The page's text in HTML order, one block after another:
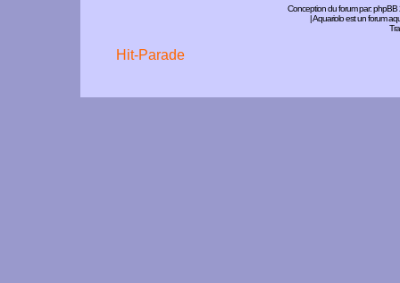
Conception du forum par:phpBB
| Aquariolo est un forum